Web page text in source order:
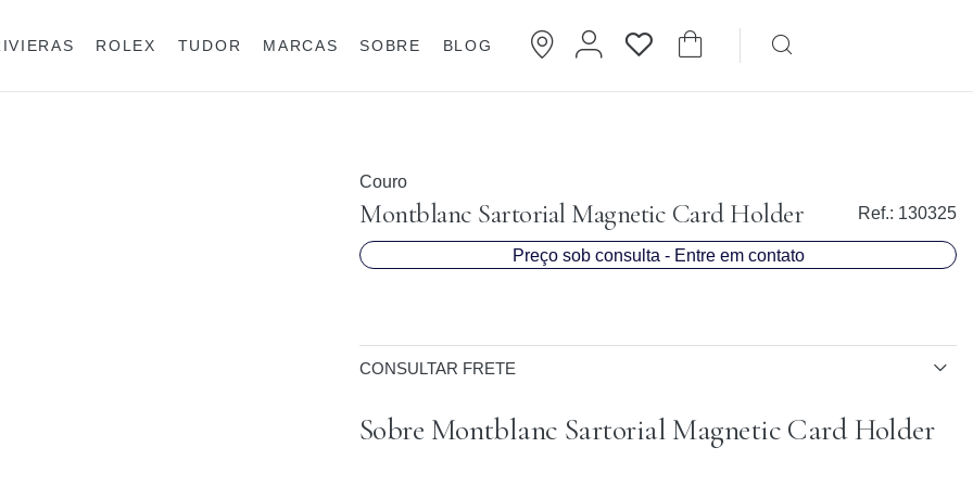
MARCAS SOBRE
ROLEX TUDOR BLOG
Couro
Montblanc Sartorial Magnetic Card Holder Ref.: 130325
Preço sob consulta - Entre em contato
CONSULTAR FRETE
Sobre Montblanc Sartorial Magnetic Card Holder